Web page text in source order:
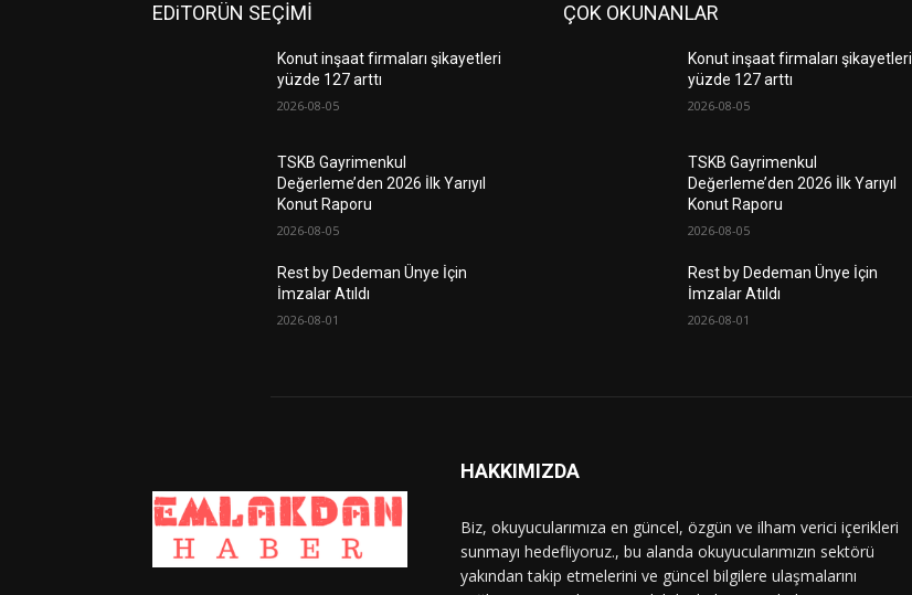
EDiTORÜN SEÇİMİ
Konut inşaat firmaları şikayetleri
yüzde 127 arttı
2026-08-05
TSKB Gayrimenkul
Değerleme’den 2026 İlk Yarıyıl
Konut Raporu
2026-08-05
Rest by Dedeman Ünye İçin
İmzalar Atıldı
2026-08-01
ÇOK OKUNANLAR
Konut inşaat firmaları şikayetleri
yüzde 127 arttı
2026-08-05
TSKB Gayrimenkul
Değerleme’den 2026 İlk Yarıyıl
Konut Raporu
2026-08-05
Rest by Dedeman Ünye İçin
İmzalar Atıldı
2026-08-01
HAKKIMIZDA
Biz, okuyucularımıza en güncel, özgün ve ilham verici içerikleri
sunmayı hedefliyoruz., bu alanda okuyucularımızın sektörü
yakından takip etmelerini ve güncel bilgilere ulaşmalarını